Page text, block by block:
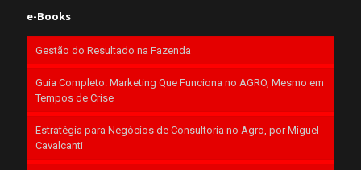
e-Books
Gestão do Resultado na Fazenda
Guia Completo: Marketing Que Funciona no AGRO, Mesmo em
Tempos de Crise
Estratégia para Negócios de Consultoria no Agro, por Miguel
Cavalcanti